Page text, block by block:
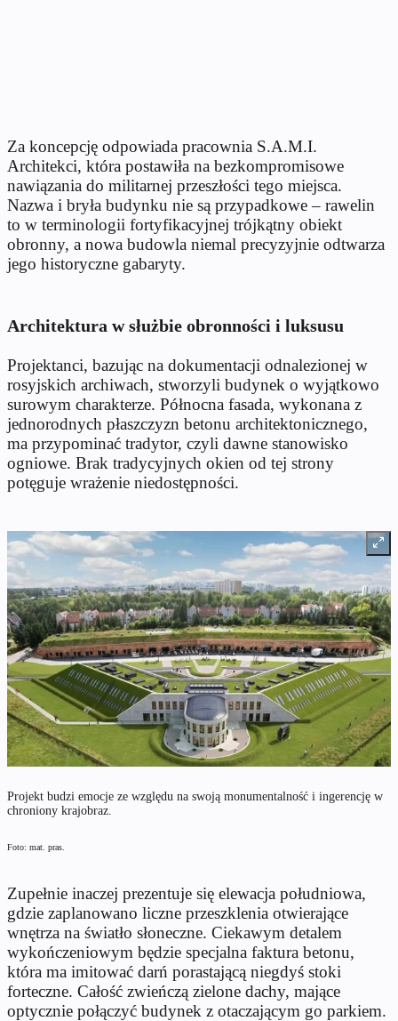
Za koncepcję odpowiada pracownia S.A.M.I.
Architekci, która postawiła na bezkompromisowe
nawiązania do militarnej przeszłości tego miejsca.
Nazwa i bryła budynku nie są przypadkowe – rawelin
to w terminologii fortyfikacyjnej trójkątny obiekt
obronny, a nowa budowla niemal precyzyjnie odtwarza
jego historyczne gabaryty.
Architektura w służbie obronności i luksusu
Projektanci, bazując na dokumentacji odnalezionej w
rosyjskich archiwach, stworzyli budynek o wyjątkowo
surowym charakterze. Północna fasada, wykonana z
jednorodnych płaszczyzn betonu architektonicznego,
ma przypominać tradytor, czyli dawne stanowisko
ogniowe. Brak tradycyjnych okien od tej strony
potęguje wrażenie niedostępności.
Projekt budzi emocje ze względu na swoją monumentalność i ingerencję w
chroniony krajobraz.
Foto: mat. pras.
Zupełnie inaczej prezentuje się elewacja południowa,
gdzie zaplanowano liczne przeszklenia otwierające
wnętrza na światło słoneczne. Ciekawym detalem
wykończeniowym będzie specjalna faktura betonu,
która ma imitować darń porastającą niegdyś stoki
forteczne. Całość zwieńczą zielone dachy, mające
optycznie połączyć budynek z otaczającym go parkiem.